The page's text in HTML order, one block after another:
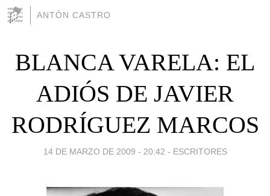
ANTÓN CASTRO
BLANCA VARELA: EL
ADIÓS DE JAVIER
RODRÍGUEZ MARCOS
14 DE MARZO DE 2009 - 20:42 - ESCRITORES